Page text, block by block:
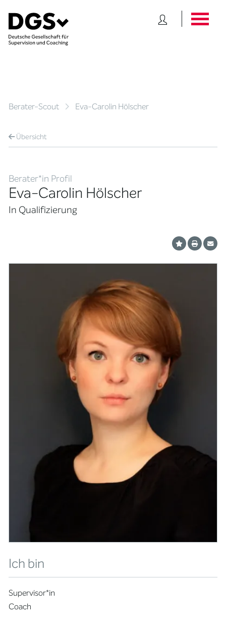
Berater-Scout Eva-Carolin Hölscher
Übersicht
Berater*in Profil
Eva-Carolin Hölscher
In Qualifizierung
Ich bin
Supervisor*in
Coach